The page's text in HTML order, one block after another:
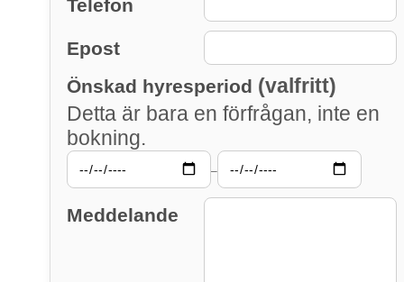
Telefon
Epost
Önskad hyresperiod (valfritt)
Detta är bara en förfrågan, inte en
bokning.
–
Meddelande